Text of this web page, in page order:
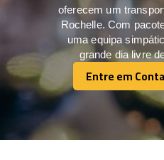
oferecem um
Rochelle. Com
uma equipa
grande dia livre
Entre em
Entre em